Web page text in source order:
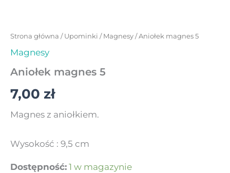
Strona główna /Upominki /Magnesy/ Aniołek magnes 5
Magnesy
Aniołek magnes 5
7,00 zł
Magnes z aniołkiem.
Wysokość : 9,5 cm
Dostępność: 1 w magazynie